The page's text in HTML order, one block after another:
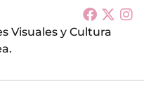
Visuales y Cultura